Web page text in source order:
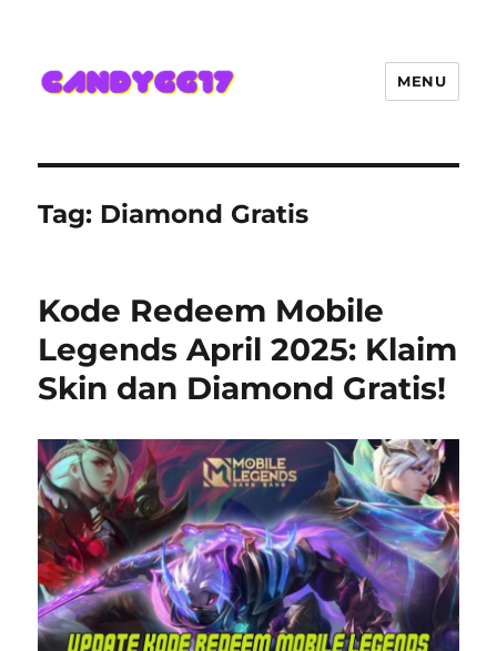
Hadir Semakin Mantap Jackpot
MENU
Tag: Diamond Gratis
Kode Redeem Mobile
Legends April 2025: Klaim
Skin dan Diamond Gratis!